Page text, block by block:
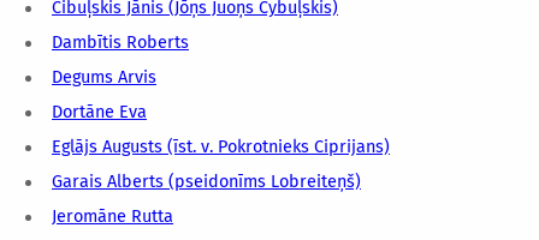
Cibuļskis Jānis (Jōņs Juoņs Cybuļskis)
Dambītis Roberts
Degums Arvis
Dortāne Eva
Eglājs Augusts (īst. v. Pokrotnieks Ciprijans)
Garais Alberts (pseidonīms Lobreiteņš)
Jeromāne Rutta